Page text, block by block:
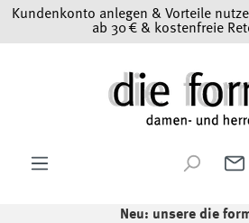
Zum Hauptinhalt springen
Kundenkonto anlegen & Vorteile
ab 30 € & kostenfreie
Neu: unsere die